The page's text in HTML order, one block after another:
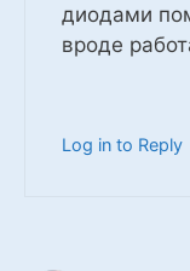
диодами
вроде
Log in to Reply